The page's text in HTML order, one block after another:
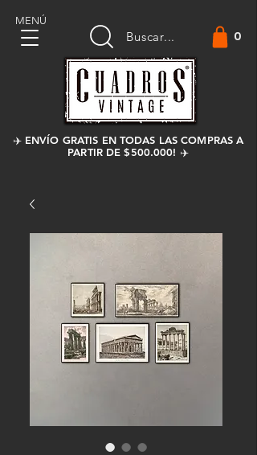
Buscar...
MENÚ
0
✈️ ENVÍO GRATIS EN TODAS LAS COMPRAS A
PARTIR DE $500.000! ✈️